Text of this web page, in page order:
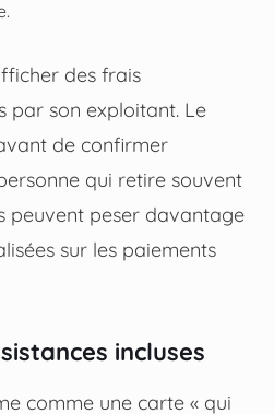
des frais
par son exploitant. Le
de confirmer
qui retire souvent
peuvent peser davantage
sur les paiements
incluses
comme une carte « qui